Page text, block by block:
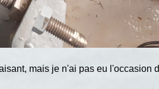
mais je n'ai pas eu